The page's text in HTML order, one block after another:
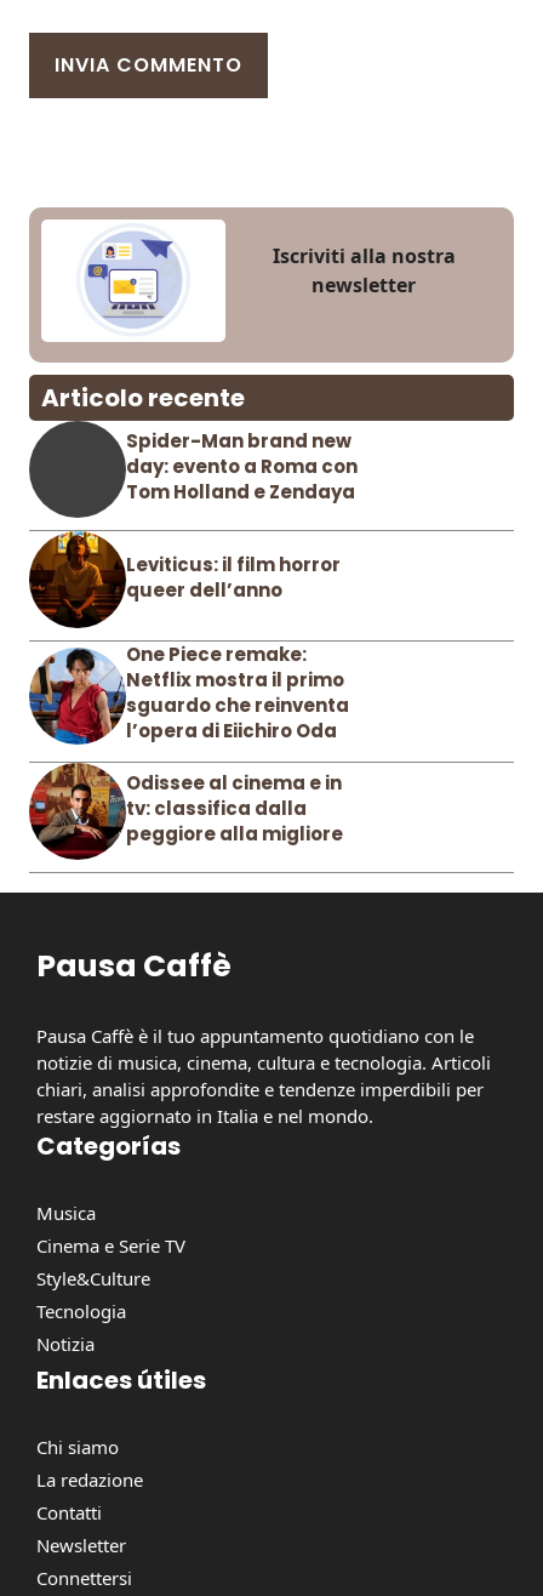
Iscriviti alla nostra
newsletter
Articolo recente
Spider-Man brand new
day: evento a Roma con
Tom Holland e Zendaya
Leviticus: il film horror
queer dell’anno
One Piece remake:
Netflix mostra il primo
sguardo che reinventa
l’opera di Eiichiro Oda
Odissee al cinema e in
tv: classifica dalla
peggiore alla migliore
Pausa Caffè
Pausa Caffè è il tuo appuntamento quotidiano con le
notizie di musica, cinema, cultura e tecnologia. Articoli
chiari, analisi approfondite e tendenze imperdibili per
restare aggiornato in Italia e nel mondo.
Categorías
Musica
Cinema e Serie TV
Style&Culture
Tecnologia
Notizia
Enlaces útiles
Chi siamo
La redazione
Contatti
Newsletter
Connettersi